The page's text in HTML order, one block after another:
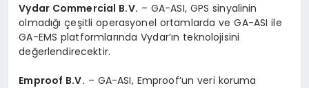
Vydar Commercial B.V. – GA-ASI, GPS sinyalinin
olmadığı çeşitli operasyonel ortamlarda ve GA-ASI ile
GA-EMS platformlarında Vydar’ın teknolojisini
değerlendirecektir.
Emproof B.V. – GA-ASI, Emproof’un veri koruma